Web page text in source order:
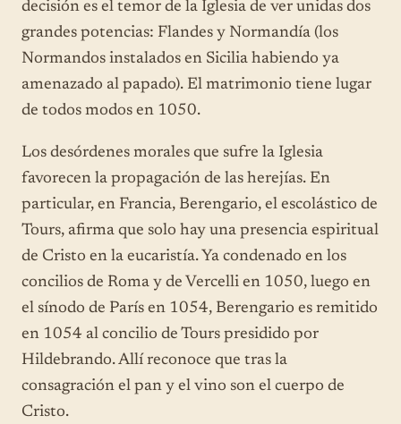
decisión es el temor de la Iglesia de ver unidas dos
grandes potencias: Flandes y Normandía (los
Normandos instalados en Sicilia habiendo ya
amenazado al papado). El matrimonio tiene lugar
de todos modos en 1050.
Los desórdenes morales que sufre la Iglesia
favorecen la propagación de las herejías. En
particular, en Francia, Berengario, el escolástico de
Tours, afirma que solo hay una presencia espiritual
de Cristo en la eucaristía. Ya condenado en los
concilios de Roma y de Vercelli en 1050, luego en
el sínodo de París en 1054, Berengario es remitido
en 1054 al concilio de Tours presidido por
Hildebrando. Allí reconoce que tras la
consagración el pan y el vino son el cuerpo de
Cristo.